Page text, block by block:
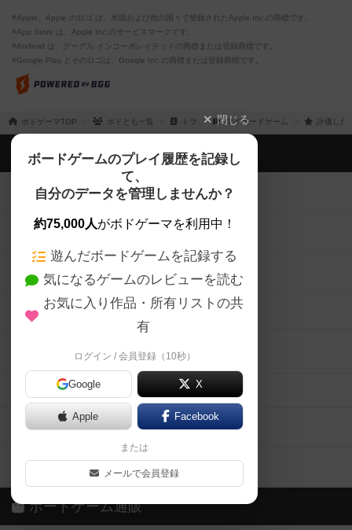
※Apple、Apple のロゴ は、米国および他の国々で登録されたApple Inc.の商標です。
※App Store は、Apple Inc.のサービスマークです。
※Android は、グーグル インコーポレイテッドの商標または登録商標です。
※Google Play とそのロゴは、Google Inc.の商標または登録商標です。
ボドゲーマTOP ボドとも一覧 トラ マイボードゲーム 評価した
閉じる
ボードゲームのプレイ履歴を記録し
て、
自分のデータを管理しませんか？
約75,000人がボドゲーマを利用中！
遊んだボードゲームを記録する
気になるゲームのレビューを読む
お気に入り作品・所有リストの共
有
ログイン / 会員登録（10秒）
Google X
Apple Facebook
または
メールで会員登録
ボドゲーマTOP
ボードゲームを検索する
ボードゲームの新着レビュー
ボードゲーム会情報
メカニクス特集
掲示板・トピックス
ボドとも・会員一覧
ボードゲーム業界コラム
ボドゲーマご利用案内
ボードゲーム通販